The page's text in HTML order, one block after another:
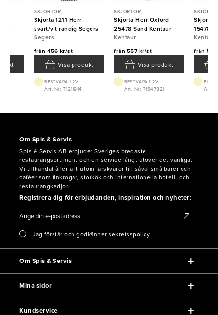
SKJORTOR
Skjorta 1211 Herr
svart/vit randig Segers
Segers
från 456 kr/st
Visa produkt
BEST.VARA 1-2V
Art. Nr: T1211914
SKJORTOR
Skjorta Herr Oxford
25478 Sand Kentaur
Kentaur
från 557 kr/st
Visa produkt
BEST.VARA 1-2V
Art. Nr: T1547821
Skjorta
15478
Kentaur
Kentaur
från
Art.
Om Spis & Servis
Spis & Servis AB erbjuder Sveriges bredaste
restaurangsortiment och en service långt utöver det vanliga.
Vi tillhandahåller allt utom färskvaror till såväl små barer och
caféer som finkrogar, storkök och internationella hotell- och
restaurangkedjor.
Registrera dig för erbjudanden, inspiration och nyheter:
Jag förstår och godkänner sekretsspolicy
Om Spis & Servis
Mina sidor
Kundservice